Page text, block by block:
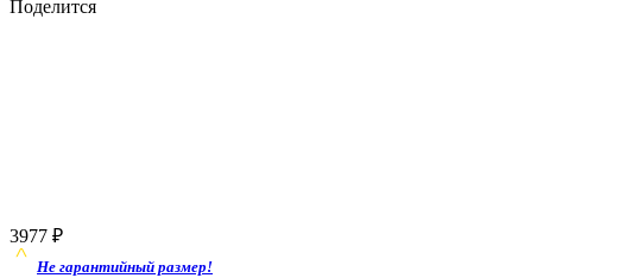
Поделится
3977 ₽
Не гарантийный размер!